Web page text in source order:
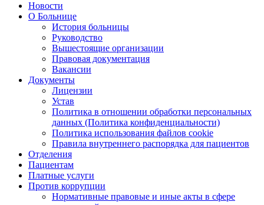
Новости
О Больнице
История больницы
Руководство
Вышестоящие организации
Правовая документация
Вакансии
Документы
Лицензии
Устав
Политика в отношении обработки персональных
данных (Политика конфиденциальности)
Политика использования файлов cookie
Правила внутреннего распорядка для пациентов
Отделения
Пациентам
Платные услуги
Против коррупции
Нормативные правовые и иные акты в сфере